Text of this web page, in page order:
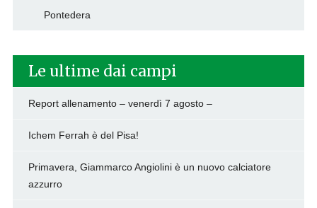
Pontedera
Le ultime dai campi
Report allenamento – venerdì 7 agosto –
Ichem Ferrah è del Pisa!
Primavera, Giammarco Angiolini è un nuovo calciatore
azzurro